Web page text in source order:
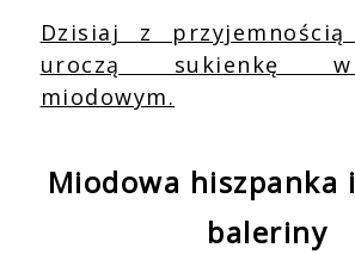
Dzisiaj z
uroczą sukienkę
miodowym.
Miodowa hiszpanka
baleriny